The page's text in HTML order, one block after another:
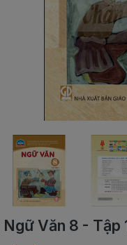
NGOẠI
NGỮ
VPP
ĐỒ
DÙNG
SINH
Ngữ Văn 8 - Tập